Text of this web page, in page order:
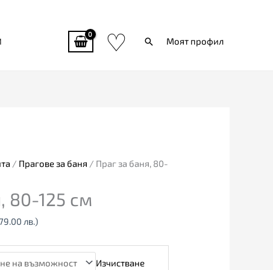
♡ ТърсиМоят профил
/ Прагове за баня / Праг за баня, 80-
80-125 см
лв.)
Изчистване